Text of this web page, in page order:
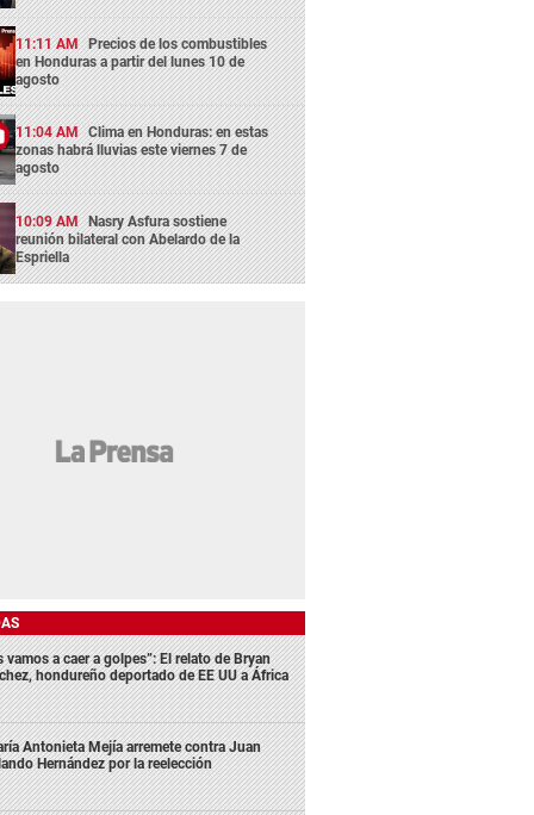
11:11 AM Precios de los combustibles
en Honduras a partir del lunes 10 de
agosto
11:04 AM Clima en Honduras: en estas
zonas habrá lluvias este viernes 7 de
agosto
10:09 AM Nasry Asfura sostiene
reunión bilateral con Abelardo de la
Espriella
vamos a caer a golpes”: El relato de Bryan
hondureño deportado de EE UU a África
Antonieta Mejía arremete contra Juan
Hernández por la reelección